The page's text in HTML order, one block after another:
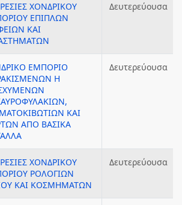
ΧΟΝΔΡΙΚΟΥ
ΕΠΙΠΛΩΝ
ΚΑΙ
Δευτερεύουσα
ΕΜΠΟΡΙΟ
Η
ΚΑΙ
ΑΠΟ ΒΑΣΙΚΑ
Δευτερεύουσα
ΧΟΝΔΡΙΚΟΥ
ΡΟΛΟΓΙΩΝ
ΚΑΙ ΚΟΣΜΗΜΑΤΩΝ
Δευτερεύουσα